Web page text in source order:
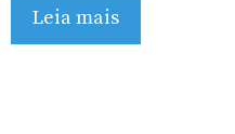
Leia mais